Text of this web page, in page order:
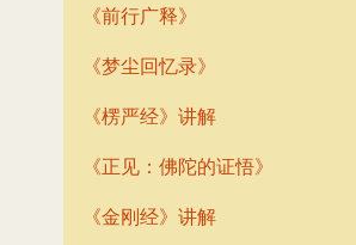
《前行广释》
《梦尘回忆录》
《楞严经》讲解
《正见：佛陀的证悟》
《金刚经》讲解